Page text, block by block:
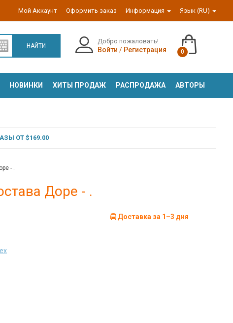
Мой Аккаунт Оформить заказ Информация Язык (RU)
НАЙТИ
Добро пожаловать!
Войти / Регистрация 0
НОВИНКИ ХИТЫ ПРОДАЖ РАСПРОДАЖА АВТОРЫ
ОТ $169.00
- .
Доре - .
Доставка за 1–3 дня